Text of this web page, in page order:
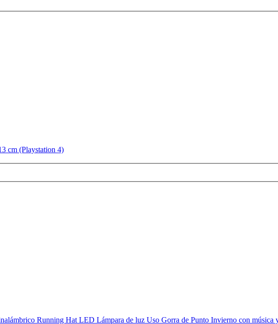
cm (Playstation 4)
Running Hat LED Lámpara de luz Uso Gorra de Punto Invierno con música